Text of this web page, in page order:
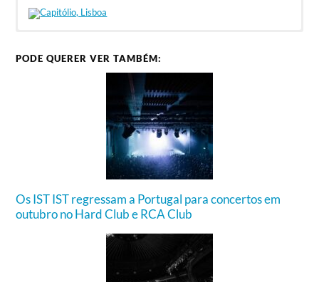
ABEP; Bilheteira Altice Arena; Turismo de
ACP; Lojas PAGAQUI; The Phone House;
online no site doCapitólio.
Valor do bilhete: 15€
Pack Caixa de Luz (5 concertos): 50€
PODE QUERER VER TAMBÉM:
Os IST IST regressam a Portugal para concertos em
outubro no Hard Club e RCA Club